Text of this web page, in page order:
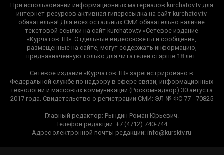
При использовании информационных материалов kurchatov.tv для
интернет-ресурсов активная гиперссылка на сайт kurchatov.tv
обязательна! Для всех остальных СМИ обязательно наличие
текстовой ссылки на сайт kurchatov.tv «Сетевое издание
«Курчатов ТВ». Отдельные видеосюжеты и сообщения,
размещенные на сайте, могут содержать информацию,
предназначенную только для читателей старше 18 лет.
Сетевое издание «Курчатов ТВ» зарегистрировано в
Федеральной службе по надзору в сфере связи, информационных
технологий и массовых коммуникаций (Роскомнадзор) 30 августа
2017 года. Свидетельство о регистрации СМИ: ЭЛ № ФС 77 - 70825
Главный редактор: Рындин Роман Юрьевич.
Телефон редакции: +7 (4712) 740-744
Адрес электронной почты редакции: info@kursktv.ru